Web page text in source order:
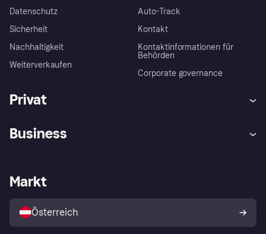
Datenschutz
Sicherheit
Nachhaltigkeit
Weiterverkaufen
Auto-Track
Kontakt
Kontaktinformationen für
Behörden
Corporate governance
Privat
Shops entdecken
Business
Händlerportal
Markt
Österreich